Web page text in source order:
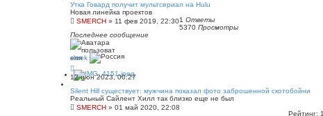
Утка Говард получит мультсериал на Hulu
Новая линейка проектов
SMERCH » 11 фев 2019, 22:301 Ответы
5370 Просмотры
Последнее сообщение
shrek
12 июн 2023, 00:27
Silent Hill существует: мужчина показал фото заброшенной скотобойни
Реальный Сайлент Хилл так близко еще не был
SMERCH » 01 май 2020, 22:08
Рейтинг: